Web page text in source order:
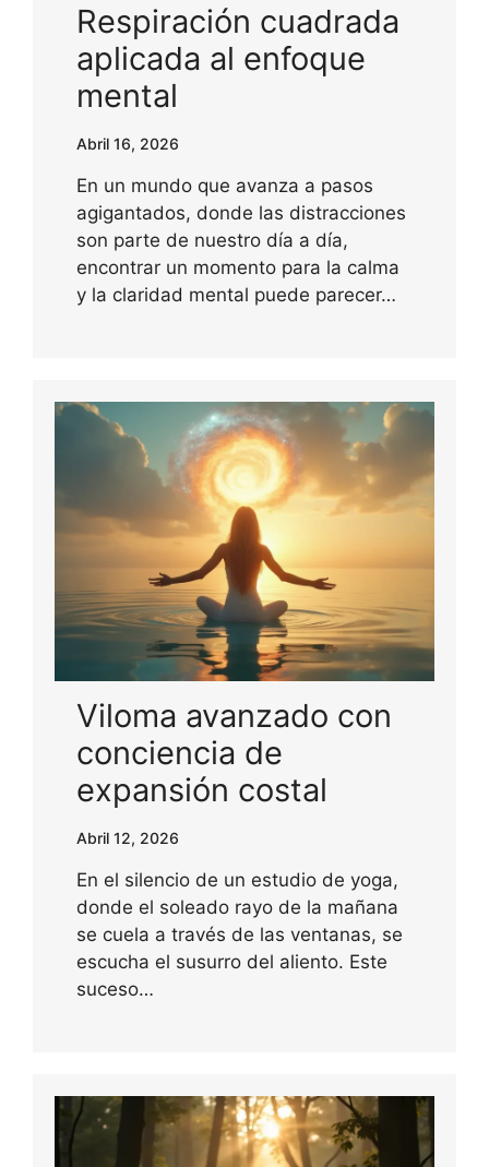
Respiración cuadrada
aplicada al enfoque
mental
Abril 16, 2026
En un mundo que avanza a pasos
agigantados, donde las distracciones
son parte de nuestro día a día,
encontrar un momento para la calma
y la claridad mental puede parecer…
Viloma avanzado con
conciencia de
expansión costal
Abril 12, 2026
En el silencio de un estudio de yoga,
donde el soleado rayo de la mañana
se cuela a través de las ventanas, se
escucha el susurro del aliento. Este
suceso…